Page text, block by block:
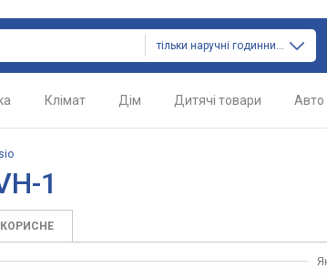
тільки наручні годинники
Клімат Дім Дитячі товари Авто
1
КОРИСНЕ